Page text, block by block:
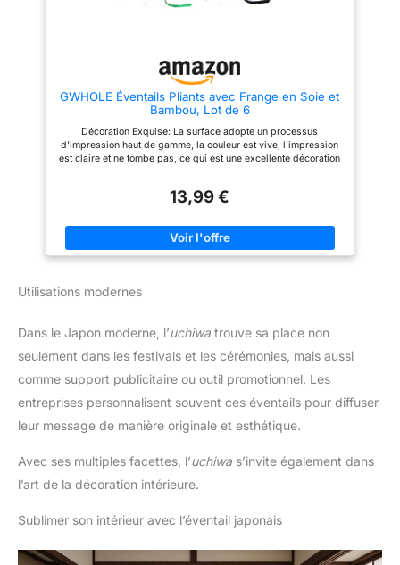
apparence peut être légèrement
GWHOLE Éventails Pliants avec Frange en Soie et
Bambou, Lot de 6
Décoration Exquise: La surface adopte un processus
d’impression haut de gamme, la couleur est vive, l’impression
est claire et ne tombe pas, ce qui est une excellente décoration
transporter. Haute Qualité: Fait de tissu de soie et de bambou
fabrication, durable. Pratique et Léger: Dissipation de chaleur
efficace en été chaud, pas de bruit lors de l’utilisation, vous
offrant une expérience fraîche et confortable. Poids léger et
d’été, excellente décoration intérieure, performance, accessoire
13,99 €
Utilisations modernes
Dans le Japon moderne, l’uchiwa trouve sa place non
seulement dans les festivals et les cérémonies, mais aussi
comme support publicitaire ou outil promotionnel. Les
entreprises personnalisent souvent ces éventails pour diffuser
leur message de manière originale et esthétique.
Avec ses multiples facettes, l’uchiwa s’invite également dans
l’art de la décoration intérieure.
Sublimer son intérieur avec l’éventail japonais